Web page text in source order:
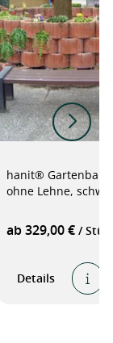
hanit® Gartenbank
ohne Lehne,
ab 329,00 € /
Details